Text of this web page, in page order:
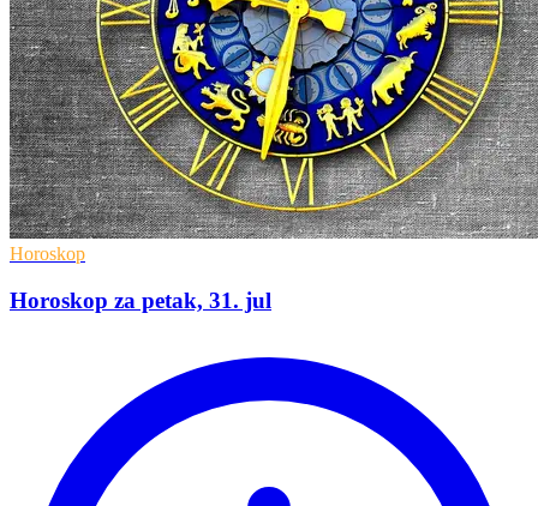
Horoskop
Horoskop za petak, 31. jul